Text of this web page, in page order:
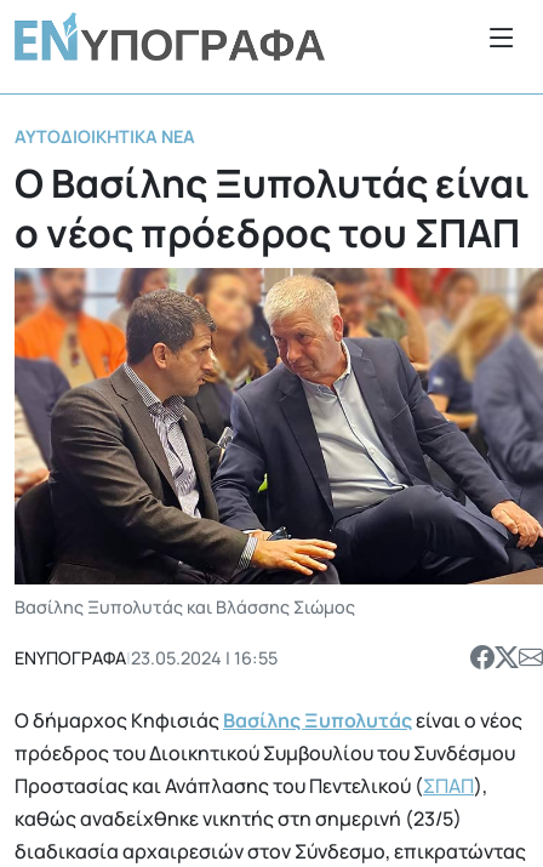
ΑΥΤΟΔΙΟΙΚΗΤΙΚΆ ΝΈΑ
Ο Βασίλης Ξυπολυτάς είναι
ο νέος πρόεδρος του ΣΠΑΠ
Βασίλης Ξυπολυτάς και Βλάσσης Σιώμος
ΕΝΥΠΟΓΡΑΦΑ|23.05.2024 | 16:55
Ο δήμαρχος ΚηφισιάςΒασίλης Ξυπολυτάςείναι ο νέος
πρόεδρος του Διοικητικού Συμβουλίου του Συνδέσμου
Προστασίας και Ανάπλασης του Πεντελικού (ΣΠΑΠ),
καθώς αναδείχθηκε νικητής στη σημερινή (23/5)
διαδικασία αρχαιρεσιών στον Σύνδεσμο, επικρατώντας